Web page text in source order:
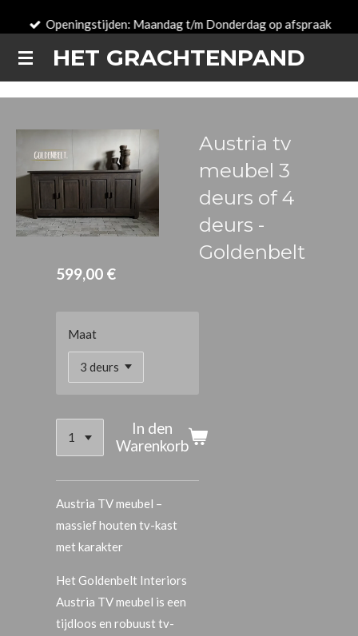
springen HET GRACHTENPAND
Openingstijden: Maandag t/m Donderdag op afspraak
Austria tv
meubel 3
deurs of 4
deurs -
Goldenbelt
599,00 €
Maat
In den
Warenkorb
Austria TV meubel –
massief houten tv-kast
met karakter
Het Goldenbelt Interiors
Austria TV meubel is een
tijdloos en robuust tv-